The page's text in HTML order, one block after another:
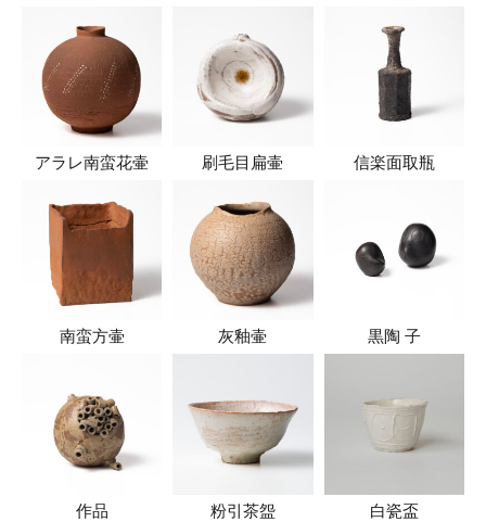
アラレ南蛮花壷 刷毛目扁壷 信楽面取瓶
南蛮方壷 灰釉壷 黒陶 子
作品 粉引茶盌 白瓷盃